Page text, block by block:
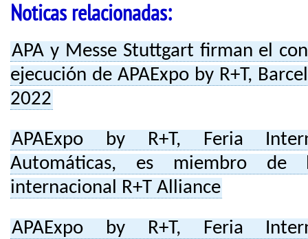
Noticas relacionadas:
APA y Messe Stuttgart firman el
ejecución de APAExpo by R+T,
2022
APAExpo by R+T, Feria
Automáticas, es miembro de
internacional R+T Alliance
APAExpo by R+T, Feria